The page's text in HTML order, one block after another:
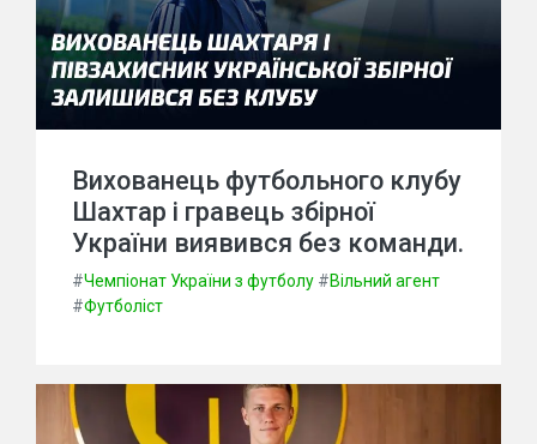
Вихованець футбольного клубу
Шахтар і гравець збірної
України виявився без команди.
#Чемпіонат України з футболу #Вільний агент
#Футболіст